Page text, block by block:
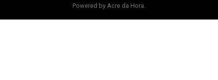
Powered by Acre da Hora.